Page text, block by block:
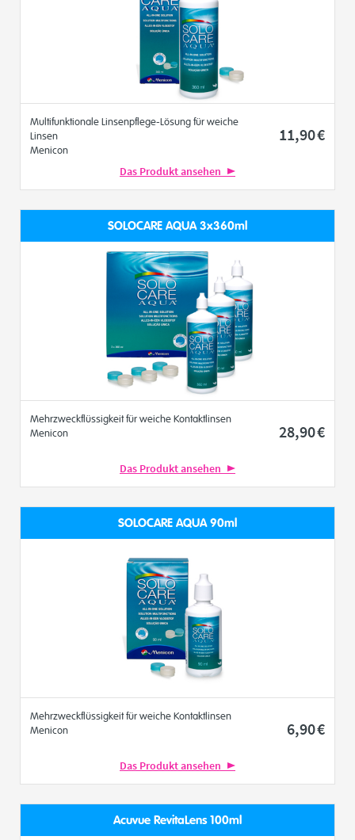
Multifunktionale Linsenpflege-Lösung für weiche
Linsen
Menicon
11,90€
Das Produkt ansehen
SOLOCARE AQUA 3x360ml
Mehrzweckflüssigkeit für weiche Kontaktlinsen
Menicon
28,90€
Das Produkt ansehen
SOLOCARE AQUA 90ml
Mehrzweckflüssigkeit für weiche Kontaktlinsen
Menicon
6,90€
Das Produkt ansehen
Acuvue RevitaLens 100ml